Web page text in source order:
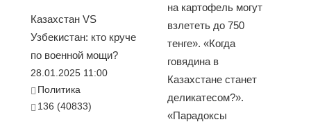
Казахстан VS
Узбекистан: кто круче
по военной мощи?
28.01.2025 11:00
Политика
136 (40833)
на картофель могут
взлететь до 750
тенге». «Когда
говядина в
Казахстане станет
деликатесом?».
«Парадоксы